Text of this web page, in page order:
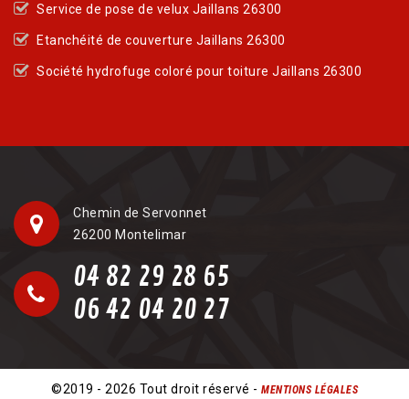
Service de pose de velux Jaillans 26300
Etanchéité de couverture Jaillans 26300
Société hydrofuge coloré pour toiture Jaillans 26300
Chemin de Servonnet
26200 Montelimar
04 82 29 28 65
06 42 04 20 27
©2019 - 2026 Tout droit réservé - MENTIONS LÉGALES